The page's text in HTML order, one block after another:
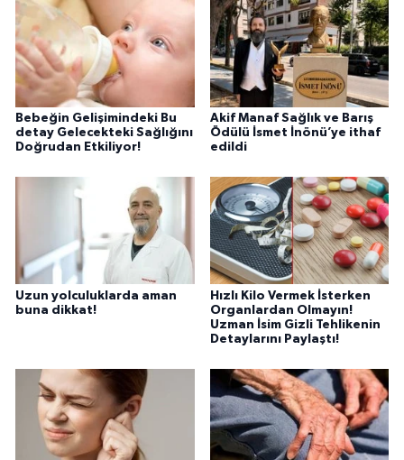
Bebeğin Gelişimindeki Bu
detay Gelecekteki Sağlığını
Doğrudan Etkiliyor!
Akif Manaf Sağlık ve Barış
Ödülü İsmet İnönü’ye ithaf
edildi
Uzun yolculuklarda aman
buna dikkat!
Hızlı Kilo Vermek İsterken
Organlardan Olmayın!
Uzman İsim Gizli Tehlikenin
Detaylarını Paylaştı!